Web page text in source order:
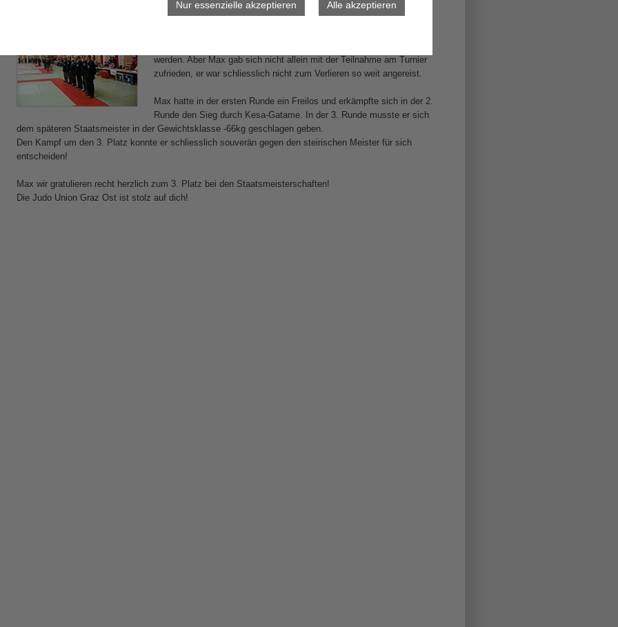
Zum 1. Mal nahm ein Judoka der Judo Union Graz Ost an
werden. Aber Max gab sich nicht allein mit der Teilnahme am Turnier
zufrieden, er war schliesslich nicht zum Verlieren so weit angereist.
Max hatte in der ersten Runde ein Freilos und erkämpfte sich in der 2.
Runde den Sieg durch Kesa-Gatame. In der 3. Runde musste er sich
dem späteren Staatsmeister in der Gewichtsklasse -66kg geschlagen geben.
Den Kampf um den 3. Platz konnte er schliesslich souverän gegen den steirischen Meister für sich
entscheiden!
Max wir gratulieren recht herzlich zum 3. Platz bei den Staatsmeisterschaften!
Die Judo Union Graz Ost ist stolz auf dich!
Alle akzeptieren
Nur essenzielle akzeptieren